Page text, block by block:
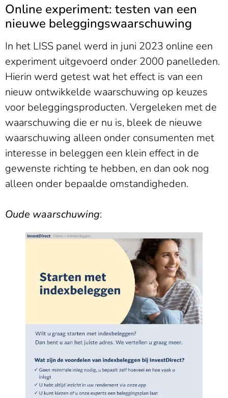
Online experiment: testen van een
nieuwe beleggingswaarschuwing
In het LISS panel werd in juni 2023 online een
experiment uitgevoerd onder 2000 panelleden.
Hierin werd getest wat het effect is van een
nieuw ontwikkelde waarschuwing op keuzes
voor beleggingsproducten. Vergeleken met de
waarschuwing die er nu is, bleek de nieuwe
waarschuwing alleen onder consumenten met
interesse in beleggen een klein effect in de
gewenste richting te hebben, en dan ook nog
alleen onder bepaalde omstandigheden.
Oude waarschuwing: